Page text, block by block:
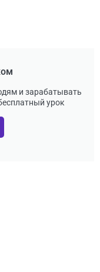
и зарабатывать
урок